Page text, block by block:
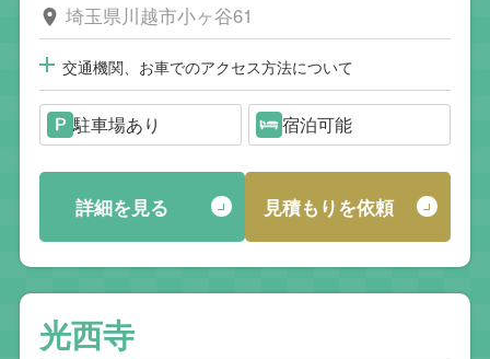
埼玉県川越市小ヶ谷61
交通機関、お車でのアクセス方法について
駐車場あり 宿泊可能
詳細を見る 見積もりを依頼
光西寺